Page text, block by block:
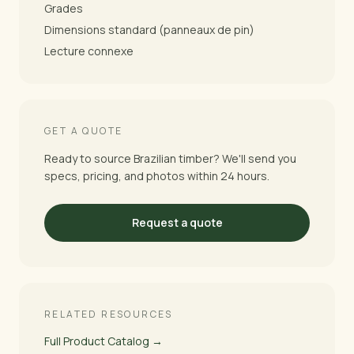
Grades
Dimensions standard (panneaux de pin)
Lecture connexe
GET A QUOTE
Ready to source Brazilian timber? We'll send you
specs, pricing, and photos within 24 hours.
Request a quote
RELATED RESOURCES
Full Product Catalog →